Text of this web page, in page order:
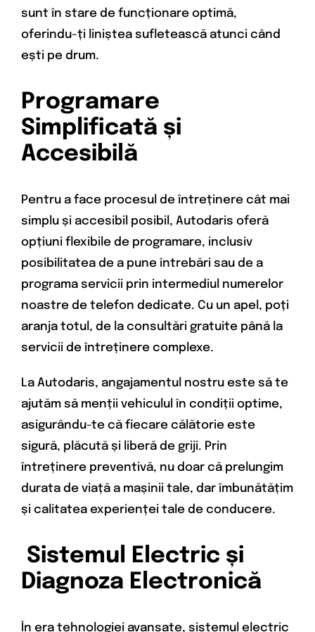
sunt în stare de funcționare optimă,
oferindu-ți liniștea sufletească atunci când
ești pe drum.
Programare
Simplificată și
Accesibilă
Pentru a face procesul de întreținere cât mai
simplu și accesibil posibil, Autodaris oferă
opțiuni flexibile de programare, inclusiv
posibilitatea de a pune întrebări sau de a
programa servicii prin intermediul numerelor
noastre de telefon dedicate. Cu un apel, poți
aranja totul, de la consultări gratuite până la
servicii de întreținere complexe.
La Autodaris, angajamentul nostru este să te
ajutăm să menții vehiculul în condiții optime,
asigurându-te că fiecare călătorie este
sigură, plăcută și liberă de griji. Prin
întreținere preventivă, nu doar că prelungim
durata de viață a mașinii tale, dar îmbunătățim
și calitatea experienței tale de conducere.
Sistemul Electric și
Diagnoza Electronică
În era tehnologiei avansate, sistemul electric